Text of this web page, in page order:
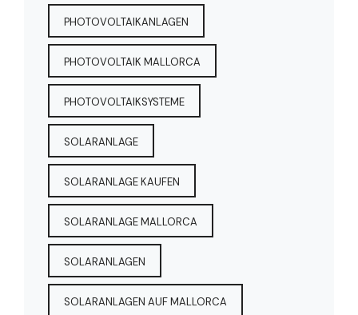
PHOTOVOLTAIKANLAGEN
PHOTOVOLTAIK MALLORCA
PHOTOVOLTAIKSYSTEME
SOLARANLAGE
SOLARANLAGE KAUFEN
SOLARANLAGE MALLORCA
SOLARANLAGEN
SOLARANLAGEN AUF MALLORCA